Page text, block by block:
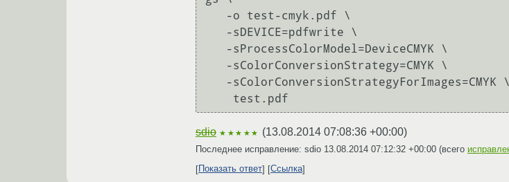
sdio ★★★★★ (13.08.2014 07:08:36 +00:00)
Последнее исправление: sdio 13.08.2014 07:12:32 +00:00 (всего
Показать ответ
Ссылка